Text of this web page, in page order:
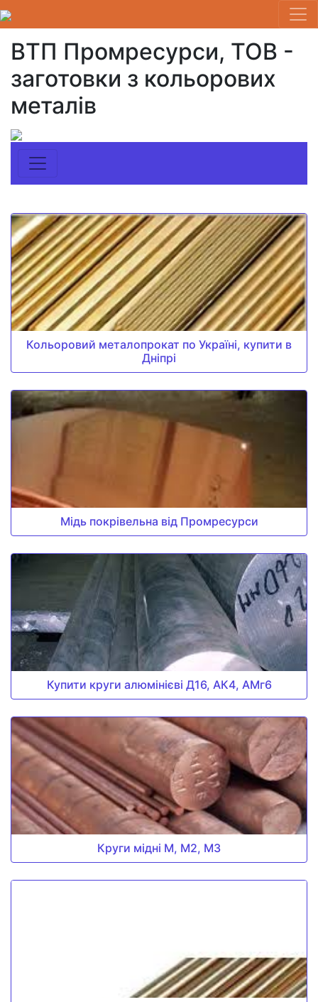
ВТП Промресурси, ТОВ -
заготовки з кольорових
металів
Кольоровий металопрокат по Україні, купити в
Дніпрі
Мідь покрівельна від Промресурси
Купити круги алюмінієві Д16, АК4, АМг6
Круги мідні М, М2, М3